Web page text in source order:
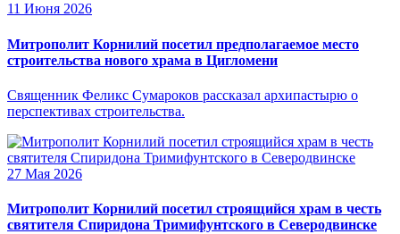
11 Июня 2026
Митрополит Корнилий посетил предполагаемое место
строительства нового храма в Цигломени
Священник Феликс Сумароков рассказал архипастырю о
перспективах строительства.
27 Мая 2026
Митрополит Корнилий посетил строящийся храм в честь
святителя Спиридона Тримифунтского в Северодвинске